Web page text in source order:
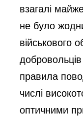
взагалі
не було
військового
правила
числі
оптичними